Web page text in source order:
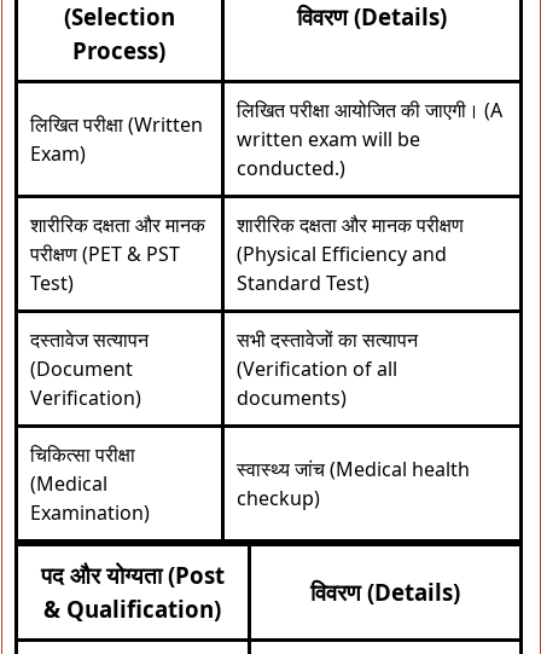
(Selection
Process)
विवरण (Details)
लिखित परीक्षा (Written
Exam)
लिखित परीक्षा आयोजित की जाएगी। (A
written exam will be
conducted.)
शारीरिक दक्षता और मानक
परीक्षण (PET & PST
Test)
शारीरिक दक्षता और मानक परीक्षण
(Physical Efficiency and
Standard Test)
दस्तावेज सत्यापन
(Document
Verification)
सभी दस्तावेजों का सत्यापन
(Verification of all
documents)
चिकित्सा परीक्षा
(Medical
Examination)
स्वास्थ्य जांच (Medical health
checkup)
पद और योग्यता (Post
& Qualification)
विवरण (Details)